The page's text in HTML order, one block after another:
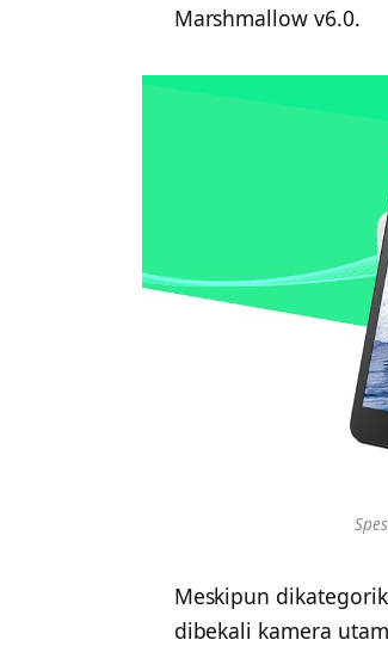
Marshmallow v6.0.
Meskipun
dibekali kamera